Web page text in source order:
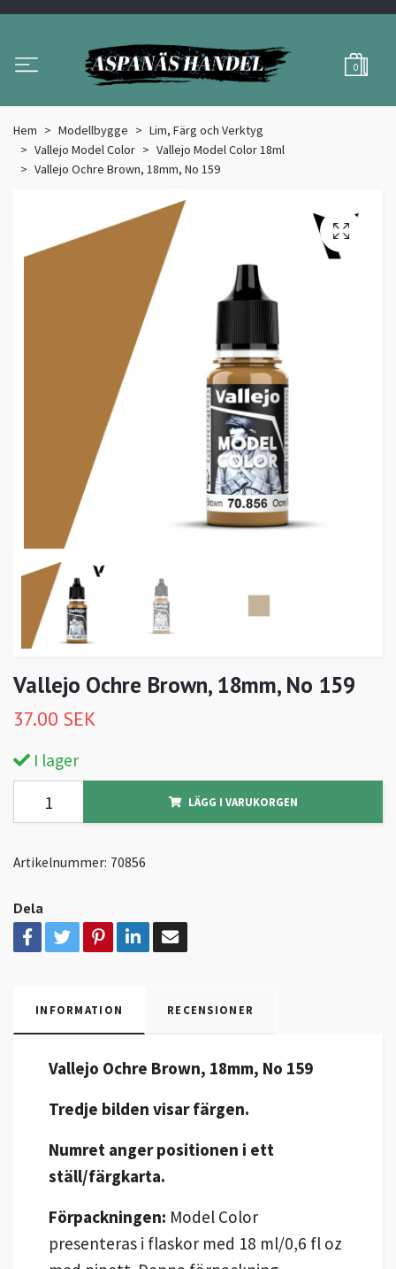
0
Hem Modellbygge
Lim, Färg och Verktyg
Vallejo Model Color
Vallejo Model Color 18ml
Vallejo Ochre Brown, 18mm, No 159
Vallejo Ochre Brown, 18mm, No 159
37.00 SEK
I lager
LÄGG I VARUKORGEN
Artikelnummer: 70856
Dela
INFORMATION RECENSIONER
Vallejo Ochre Brown, 18mm, No 159
Tredje bilden visar färgen.
Numret anger positionen i ett
ställ/färgkarta.
Förpackningen: Model Color
presenteras i flaskor med 18 ml/0,6 fl oz